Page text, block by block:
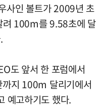
사인 볼트가 2009년 초
려 100m를 9.58초에 달
도 앞서 한 포럼에서
지 100m 달리기에서
예고하기도 했다.